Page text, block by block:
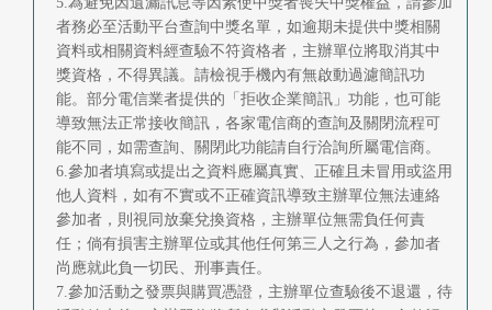
者務必至活動平台查詢中獎名單，如逾期未提供中獎相關
資料或相關資料經查驗不符資格者，主辦單位將取消其中
獎資格，不得異議。請檢視手機內有無啟動過濾簡訊功
能。部分電信業者提供的「拒收企業簡訊」功能，也可能
導致無法正常接收簡訊，各家電信商的查詢及關閉流程可
能不同，如需查詢、關閉此功能請自行洽詢所屬電信商。
6.參加者填寫或提出之資料應屬真實、正確且未冒用或盜用
他人資料，如有不實或不正確資訊導致主辦單位無法連絡
參加者，則視同放棄兌換資格，主辦單位無需負任何責
任；倘有損害主辦單位或其他任何第三人之行為，參加者
尚應就此負一切民、刑事責任。
7.參加活動之發票與購買憑證，主辦單位查驗後不退還，待